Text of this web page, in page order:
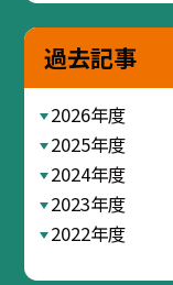
過去記事
2026年度
2025年度
2024年度
2023年度
2022年度